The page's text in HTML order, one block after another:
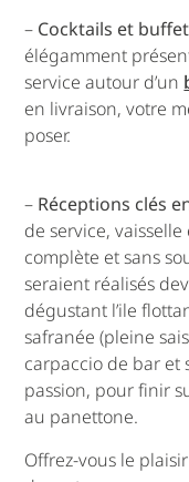
– Cocktails et
élégamment
service autour d’un
en livraison, votre
poser.
– Réceptions clés
de service,
complète et sans
seraient réalisés
dégustant l’ile
safranée (pleine
carpaccio de bar et
passion, pour finir
au panettone.
Offrez-vous le